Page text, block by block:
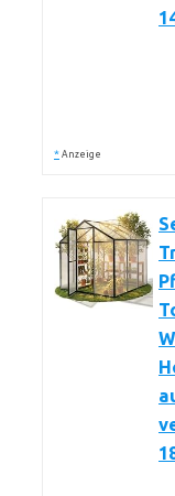
* Anzeige